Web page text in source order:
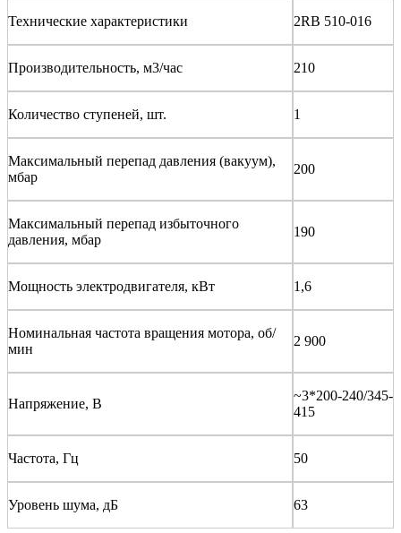
Технические характеристики 2RB 510-016
Производительность, м3/час 210
Количество ступеней, шт. 1
Максимальный перепад давления (вакуум),
мбар
200
Максимальный перепад избыточного
давления, мбар
190
Мощность электродвигателя, кВт 1,6
Номинальная частота вращения мотора, об/
мин
2 900
Напряжение, В
~3*200-240/345-
415
Частота, Гц 50
Уровень шума, дБ 63